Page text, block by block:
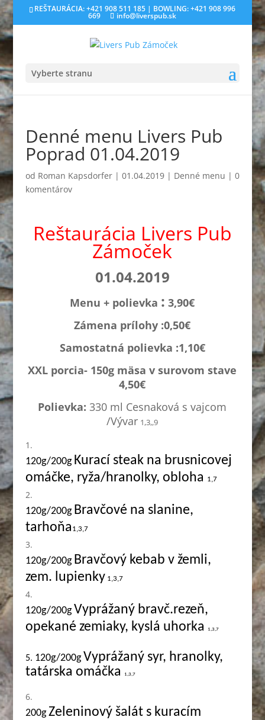
REŠTAURÁCIA: +421 908 511 185 | BOWLING: +421 908 996
669 info@liverspub.sk
Vyberte stranu
Denné menu Livers Pub
Poprad 01.04.2019
od Roman Kapsdorfer| 01.04.2019| Denné menu | 0
komentárov
Reštaurácia Livers Pub
Zámoček
01.04.2019
Menu + polievka : 3,90€
Zámena prílohy :0,50€
Samostatná polievka :1,10€
XXL porcia- 150g mäsa v surovom stave
4,50€
Polievka:330 ml Cesnaková s vajcom
/Vývar 1,3,,9
120g/200g Kurací steak na brusnicovej
omáčke, ryža/hranolky, obloha
1,7
120g/200g Bravčové na slanine,
tarhoňa 1,3,7
120g/200g Bravčový kebab v žemli,
zem. lupienky 1,3,7
120g/200gVyprážaný bravč.rezeň,
opekané zemiaky, kyslá uhorka
1,3,7
5. 120g/200gVyprážaný syr, hranolky,
tatárska omáčka
1,3,7
200gZeleninový šalát s kuracím